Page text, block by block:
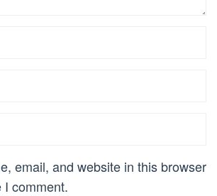
email, and website in this browser
comment.